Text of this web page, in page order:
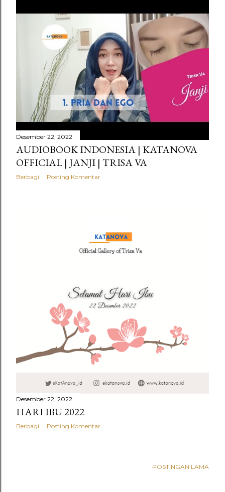
Desember 22, 2022
AUDIOBOOK INDONESIA | KATANOVA
OFFICIAL | JANJI | TRISA VA
Berbagi Posting Komentar
Desember 22, 2022
HARI IBU 2022
Berbagi Posting Komentar
POSTINGAN LAMA